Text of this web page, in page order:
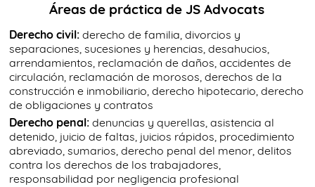
Áreas de práctica de JS Advocats
Derecho civil: derecho de familia, divorcios y
separaciones, sucesiones y herencias, desahucios,
arrendamientos, reclamación de daños, accidentes de
circulación, reclamación de morosos, derechos de la
construcción e inmobiliario, derecho hipotecario, derecho
de obligaciones y contratos
Derecho penal: denuncias y querellas, asistencia al
detenido, juicio de faltas, juicios rápidos, procedimiento
abreviado, sumarios, derecho penal del menor, delitos
contra los derechos de los trabajadores,
responsabilidad por negligencia profesional